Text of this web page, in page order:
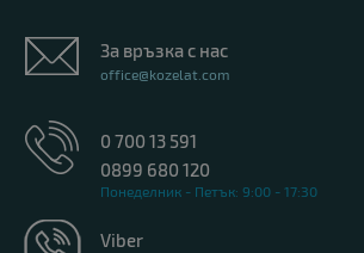
За връзка с нас
office@kozelat.com
0 700 13 591
0899 680 120
Понеделник - Петък: 9:00 - 17:30
Viber